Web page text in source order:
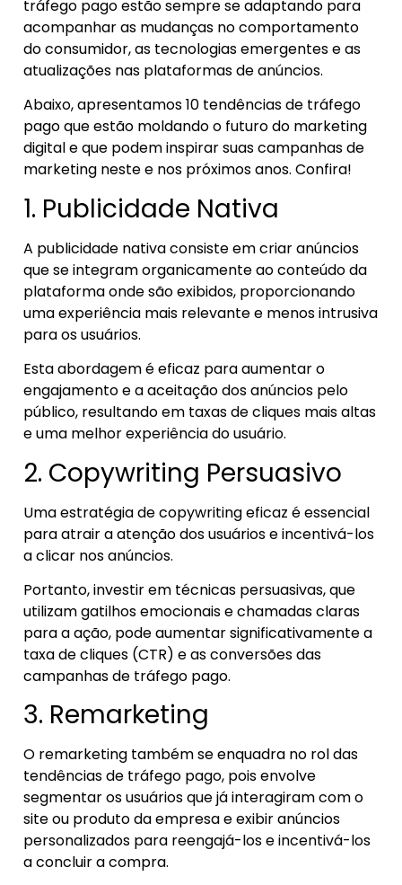
tráfego pago estão sempre se adaptando para
acompanhar as mudanças no comportamento
do consumidor, as tecnologias emergentes e as
atualizações nas plataformas de anúncios.
Abaixo, apresentamos 10 tendências de tráfego
pago que estão moldando o futuro do marketing
digital e que podem inspirar suas campanhas de
marketing neste e nos próximos anos. Confira!
1. Publicidade Nativa
A publicidade nativa consiste em criar anúncios
que se integram organicamente ao conteúdo da
plataforma onde são exibidos, proporcionando
uma experiência mais relevante e menos intrusiva
para os usuários.
Esta abordagem é eficaz para aumentar o
engajamento e a aceitação dos anúncios pelo
público, resultando em taxas de cliques mais altas
e uma melhor experiência do usuário.
2. Copywriting Persuasivo
Uma estratégia de copywriting eficaz é essencial
para atrair a atenção dos usuários e incentivá-los
a clicar nos anúncios.
Portanto, investir em técnicas persuasivas, que
utilizam gatilhos emocionais e chamadas claras
para a ação, pode aumentar significativamente a
taxa de cliques (CTR) e as conversões das
campanhas de tráfego pago.
3. Remarketing
O remarketing também se enquadra no rol das
tendências de tráfego pago, pois envolve
segmentar os usuários que já interagiram com o
site ou produto da empresa e exibir anúncios
personalizados para reengajá-los e incentivá-los
a concluir a compra.